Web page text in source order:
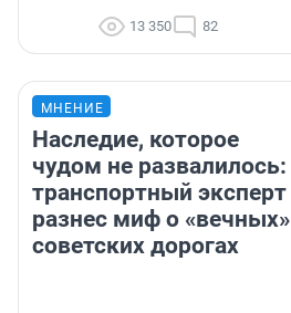
13 350 82
МНЕНИЕ
Наследие, которое
чудом не развалилось:
транспортный эксперт
разнес миф о «вечных»
советских дорогах